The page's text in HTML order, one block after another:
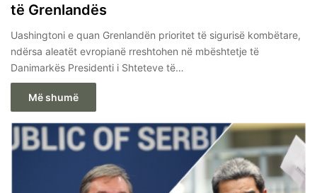
të Grenlandës
Uashingtoni e quan Grenlandën prioritet të sigurisë kombëtare,
ndërsa aleatët evropianë rreshtohen në mbështetje të
Danimarkës Presidenti i Shteteve të…
Më shumë